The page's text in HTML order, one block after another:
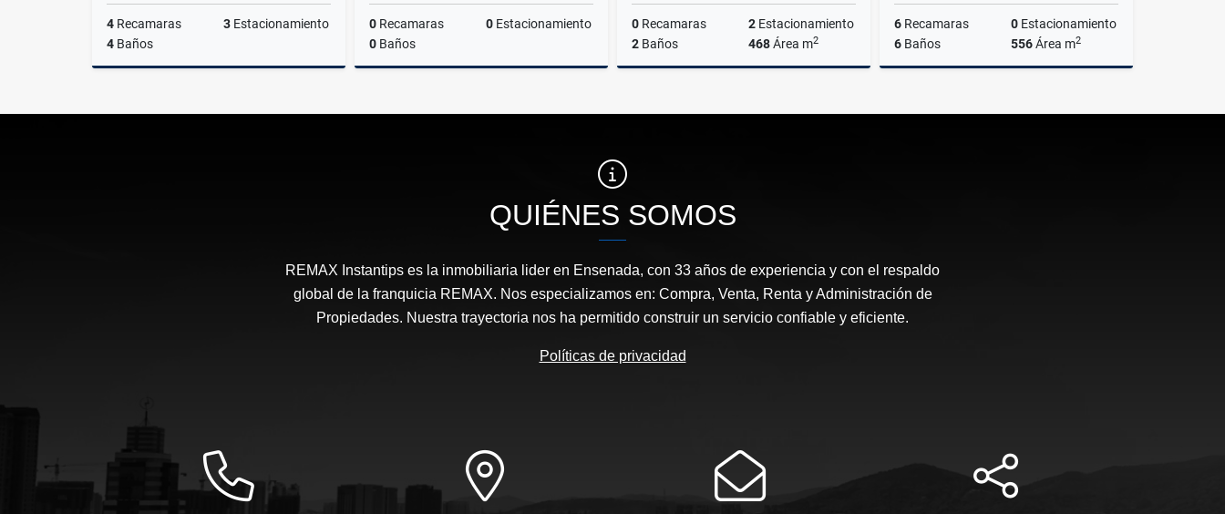
4 Recamaras 3 Estacionamiento
4 Baños
$18,900,000
0 Recamaras 0 Estacionamiento
0 Baños
US$832,000
0 Recamaras 2 Estacionamiento
2 Baños 468Área m2
US$2,600
6 Recamaras 0 Estacionamiento
6 Baños 556Área m2
US$1,050,000
QUIÉNES SOMOS
REMAX Instantips es la inmobiliaria lider en Ensenada, con 33 años de experiencia y con el respaldo
global de la franquicia REMAX. Nos especializamos en: Compra, Venta, Renta y Administración de
Propiedades. Nuestra trayectoria nos ha permitido construir un servicio confiable y eficiente.
Políticas de privacidad